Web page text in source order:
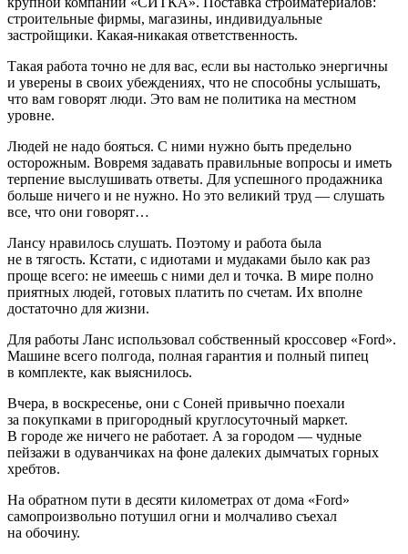
строительные фирмы, магазины, индивидуальные
застройщики. Какая-никакая ответственность.
Такая работа точно не для вас, если вы настолько энергичны
и уверены в своих убеждениях, что не способны услышать,
что вам говорят люди. Это вам не политика на местном
уровне.
Людей не надо бояться. С ними нужно быть предельно
осторожным. Вовремя задавать правильные вопросы и иметь
терпение выслушивать ответы. Для успешного продажника
больше ничего и не нужно. Но это великий труд — слушать
все, что они говорят…
Лансу нравилось слушать. Поэтому и работа была
не в тягость. Кстати, с идиотами и мудаками было как раз
проще всего: не имеешь с ними дел и точка. В мире полно
приятных людей, готовых платить по счетам. Их вполне
достаточно для жизни.
Для работы Ланс использовал собственный кроссовер «Ford».
Машине всего полгода, полная гарантия и полный пипец
в комплекте, как выяснилось.
Вчера, в воскресенье, они с Соней привычно поехали
за покупками в пригородный круглосуточный маркет.
В городе же ничего не работает. А за городом — чудные
пейзажи в одуванчиках на фоне далеких дымчатых горных
хребтов.
На обратном пути в десяти километрах от дома «Ford»
самопроизвольно потушил огни и молчаливо съехал
на обочину.